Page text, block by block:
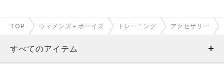
TOP ウィメンズ＋ボーイズ トレーニング アクセサリー
すべてのアイテム